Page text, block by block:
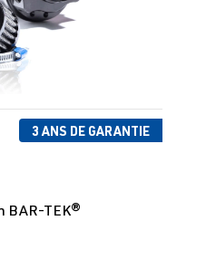
3 ANS DE GARANTIE
5 étoiles
BAR-TEK®